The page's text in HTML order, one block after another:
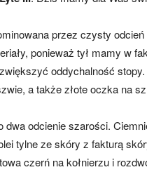
przez czysty
ponieważ tył mamy w
oddychalność
a także złote oczka na
dwa odcienie szarości.
tylne ze skóry z fakturą
czerń na kołnierzu i